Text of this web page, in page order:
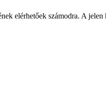
elérhetőek számodra. A jelen